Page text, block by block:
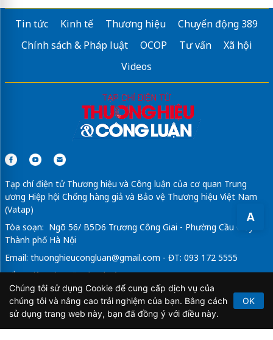
A
Tin tức Kinh tế Thương hiệu
Chuyển động 389
Chính sách & Pháp luật
OCOP Tư vấn
Xã hội
Videos
Tạp chí điện tử Thương hiệu và Công luận của cơ quan Trung
ương Hiệp hội Chống hàng giả và Bảo vệ Thương hiệu Việt Nam
(Vatap)
Tòa soạn: Ngõ 56/ B5D6 Trương Công Giai - Phường Cầu Giấy -
Thành phố Hà Nội
Email: thuonghieucongluan@gmail.com - ĐT: 093 172 5555
Tổng Biên Tập: Vũ Đức Thuận
Giấy phép hoạt động báo chí điện tử số 64/GP-BTTTT do Bộ
Thông tin và Truyền thông cấp ngày 21/2/2020.
Chúng tôi sử dụng Cookie để cung cấp dịch vụ của
chúng tôi và nâng cao trải nghiệm của bạn. Bằng cách
sử dụng trang web này, bạn đã đồng ý với điều này.
OK